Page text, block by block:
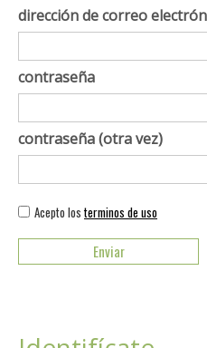
dirección de correo
contraseña
contraseña (otra vez)
Acepto los terminos de uso